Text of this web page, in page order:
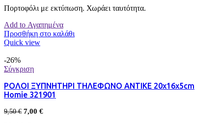
Πορτοφόλι με εκτύπωση. Χωράει ταυτότητα.
Add to Αγαπημένα
Προσθήκη στο καλάθι
Quick view
-26%
Σύγκριση
ΡΟΛΟΙ ΞΥΠΝΗΤΗΡΙ ΤΗΛΕΦΩΝΟ ΑΝΤΙΚΕ 20x16x5cm
Homie 321901
9,50€ 7,00 €